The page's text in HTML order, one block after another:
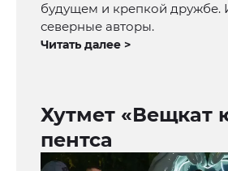
будущем и крепкой дружбе.
северные авторы.
Читать далее >
Хутмет «Вещкат
пентса